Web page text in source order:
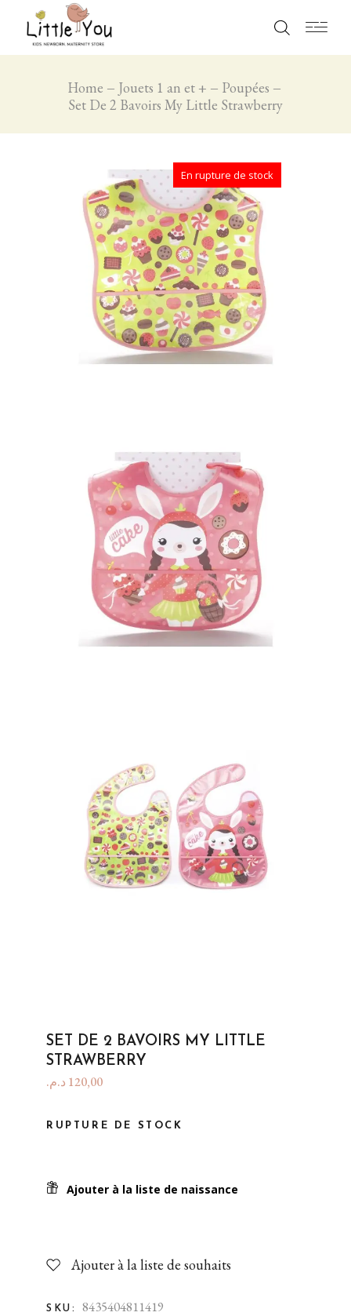
Home Jouets 1 an et +
Poupées
Set De 2 Bavoirs My Little Strawberry
En rupture de stock
SET DE 2 BAVOIRS MY LITTLE
STRAWBERRY
120,00 د.م.
RUPTURE DE STOCK
Ajouter à la liste de naissance
Ajouter à la liste de souhaits
SKU: 8435404811419